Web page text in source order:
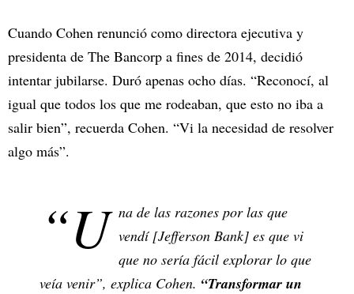
Cuando Cohen renunció como directora ejecutiva y
presidenta de The Bancorp a fines de 2014, decidió
intentar jubilarse. Duró apenas ocho días. “Reconocí, al
igual que todos los que me rodeaban, que esto no iba a
salir bien”, recuerda Cohen. “Vi la necesidad de resolver
algo más”.
“U na de las razones por las que
vendí [Jefferson Bank] es que vi
que no sería fácil explorar lo que
veía venir”, explica Cohen. “Transformar un